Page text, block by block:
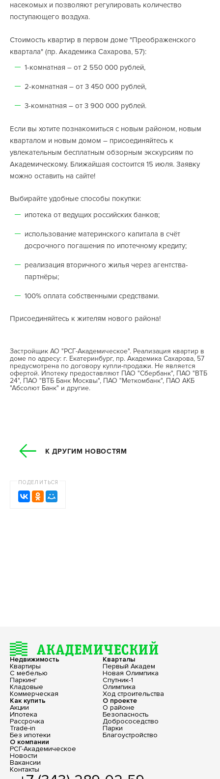
насекомых и позволяют регулировать количество
поступающего воздуха.
Стоимость квартир в первом доме "Преображенского
квартала" (пр. Академика Сахарова, 57):
1-комнатная – от 2 550 000 рублей,
2-комнатная – от 3 450 000 рублей,
3-комнатная – от 3 900 000 рублей.
Если вы хотите познакомиться с новым районом, новым
кварталом и новым домом – присоединяйтесь к
увлекательным бесплатным обзорным экскурсиям по
Академическому. Ближайшая состоится 15 июля. Заявку
можно оставить на сайте!
Выбирайте удобные способы покупки:
ипотека от ведущих российских банков;
использование материнского капитала в счёт
досрочного погашения по ипотечному кредиту;
реализация вторичного жилья через агентства-
партнёры;
100% оплата собственными средствами.
Присоединяйтесь к жителям нового района!
Застройщик АО "РСГ-Академическое". Реализация квартир в
доме по адресу: г. Екатеринбург, пр. Академика Сахарова, 57
предусмотрена по договору купли-продажи. Не является
офертой. Ипотеку предоставляют ПАО "Сбербанк", ПАО "ВТБ
24", ПАО "ВТБ Банк Москвы", ПАО "Меткомбанк", ПАО АКБ
"Абсолют Банк" и другие.
К ДРУГИМ НОВОСТЯМ
ПОДЕЛИТЬСЯ
Недвижимость
Квартиры
С мебелью
Паркинг
Кладовые
Коммерческая
Кварталы
Первый Академ
Новая Олимпика
Спутник-1
Олимпика
Ход строительства
Как купить
Акции
Ипотека
Рассрочка
Trade-in
Без ипотеки
О проекте
О районе
Безопасность
Добрососедство
Парки
Благоустройство
О компании
РСГ-Академическое
Новости
Вакансии
Контакты